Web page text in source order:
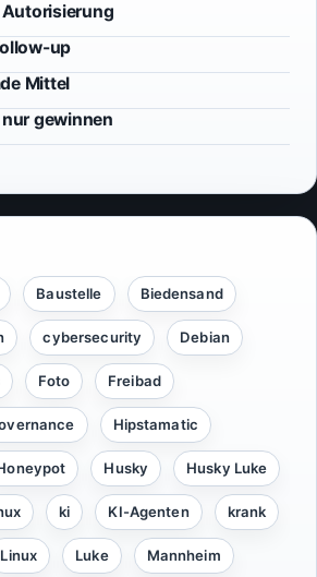
Autorisierung
up
Mittel
gewinnen
Baustelle Biedensand
cybersecurity Debian
Foto Freibad
Hipstamatic
Husky Husky Luke
ki KI-Agenten krank
Linux Luke Mannheim